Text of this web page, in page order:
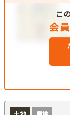
こ
会